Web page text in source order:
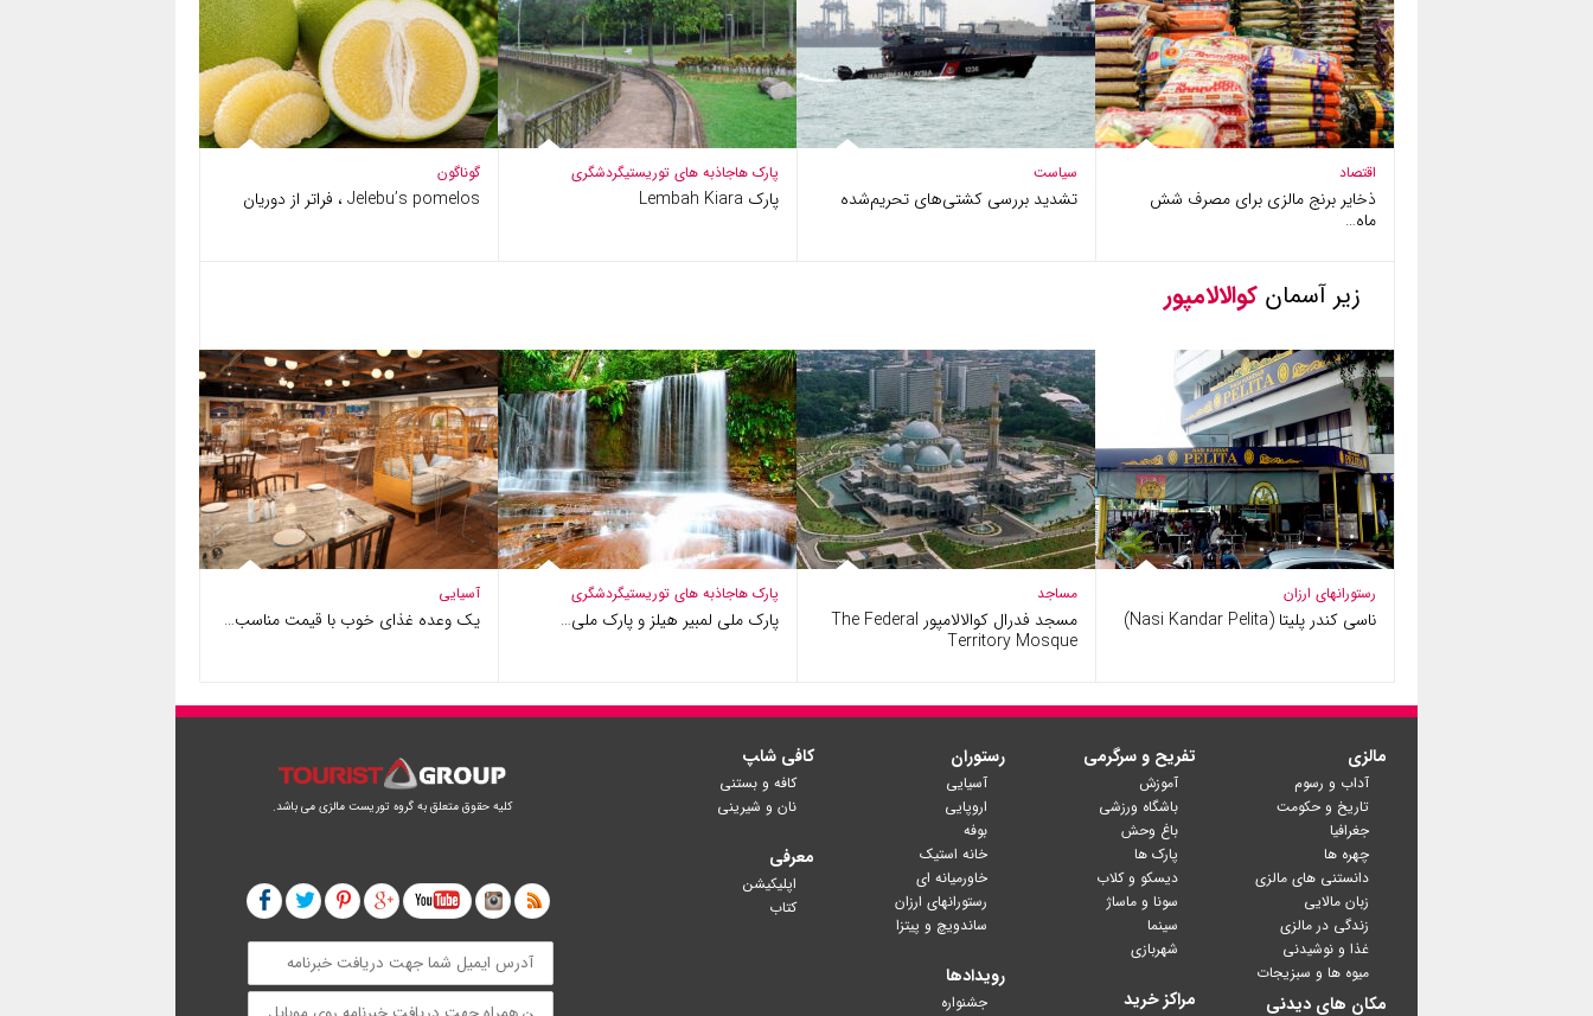
اقتصاد
ذخایر برنج مالزی برای مصرف شش
ماه…
سیاست
تشدید بررسی کشتی‌های تحریم‌شده
پارک هاجاذبه های توریستیگردشگری
پارک Lembah Kiara
گوناگون
Jelebu’s pomelos ، فراتر از دوریان
زیر آسمان کوالالامپور
رستورانهای ارزان
ناسی کندر پلیتا (Nasi Kandar Pelita)
مساجد
مسجد فدرال کوالالامپور The Federal
Territory Mosque
پارک هاجاذبه های توریستیگردشگری
پارک ملی لمبیر هیلز و پارک ملی…
آسیایی
یک وعده غذای خوب با قیمت مناسب…
مالزی
آداب و رسوم
تاریخ و حکومت
جغرافیا
چهره ها
دانستنی های مالزی
زبان مالایی
زندگی در مالزی
غذا و نوشیدنی
میوه ها و سبزیجات
مکان های دیدنی
تفریح و سرگرمی
آموزش
باشگاه ورزشی
باغ وحش
پارک ها
دیسکو و کلاب
سونا و ماساژ
سینما
شهربازی
مراکز خرید
رستوران
آسیایی
اروپایی
بوفه
خانه استیک
خاورمیانه ای
رستورانهای ارزان
ساندویچ و پیتزا
رویدادها
جشنواره
کافی شا‍پ
کافه و بستنی
نان و شیرینی
معرفی
اپلیکیشن
کتاب
کلیه حقوق متعلق به گروه توریست مالزی می باشد.